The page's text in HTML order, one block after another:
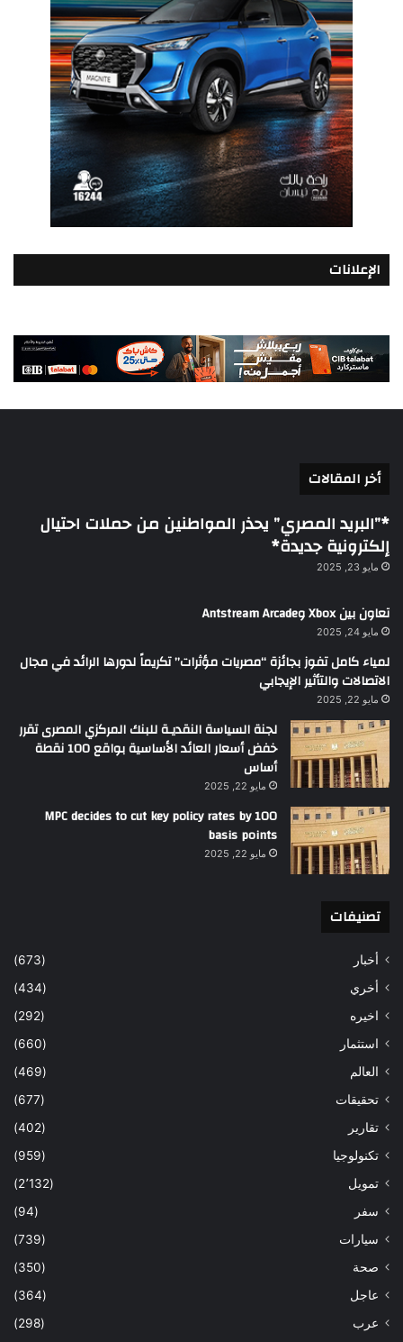
الإعلانات
أخر المقالات
*”البريد المصري” يحذر المواطنين من حملات احتيال
إلكترونية جديدة*
مايو 23, 2025
تعاون بين Xbox وAntstream Arcade
مايو 24, 2025
لمياء كامل تفوز بجائزة “مصريات مؤثرات” تكريماً لدورها الرائد في مجال
الاتصالات والتأثير الإيجابي
مايو 22, 2025
لجنة السياسة النقديـة للبنك المركزي المصرى تقرر
خفض أسعار العائد الأساسية بواقع 100 نقطة
أساس
مايو 22, 2025
MPC decides to cut key policy rates by 100
basis points
مايو 22, 2025
تصنيفات
أخبار
(673)
أخري
(434)
اخيره
(292)
استثمار
(660)
العالم
(469)
تحقيقات
(677)
تقارير
(402)
تكنولوجيا
(959)
تمويل
(2٬132)
سفر
(94)
سيارات
(739)
صحة
(350)
عاجل
(364)
عرب
(298)